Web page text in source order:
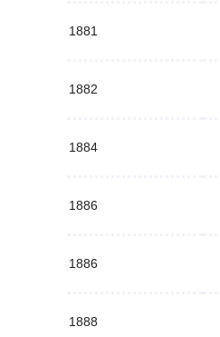
1881
1882
1884
1886
1886
1888